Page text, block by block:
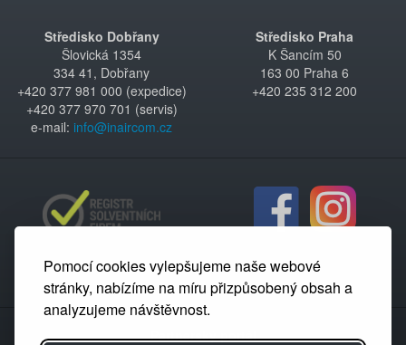
Pomocí cookies vylepšujeme naše webové
stránky, nabízíme na míru přizpůsobený obsah a
analyzujeme návštěvnost.
Středisko Dobřany
Šlovická 1354
334 41, Dobřany
+420 377 981 000 (expedice)
+420 377 970 701 (servis)
e-mail: info@inaircom.cz
Středisko Praha
K Šancím 50
163 00 Praha 6
+420 235 312 200
Partnerský portál